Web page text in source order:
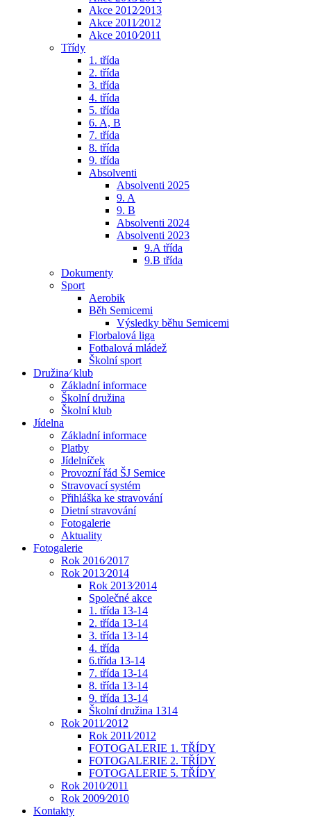
Akce 2012⁄2013
Akce 2011⁄2012
Akce 2010⁄2011
Třídy
1. třída
2. třída
3. třída
4. třída
5. třída
6. A, B
7. třída
8. třída
9. třída
Absolventi
Absolventi 2025
9. A
9. B
Absolventi 2024
Absolventi 2023
9.A třída
9.B třída
Dokumenty
Sport
Aerobik
Běh Semicemi
Výsledky běhu Semicemi
Florbalová liga
Fotbalová mládež
Školní sport
Družina⁄ klub
Základní informace
Školní družina
Školní klub
Jídelna
Základní informace
Platby
Jídelníček
Provozní řád ŠJ Semice
Stravovací systém
Přihláška ke stravování
Dietní stravování
Fotogalerie
Aktuality
Fotogalerie
Rok 2016⁄2017
Rok 2013⁄2014
Rok 2013⁄2014
Společné akce
1. třída 13-14
2. třída 13-14
3. třída 13-14
4. třída
6.třída 13-14
7. třída 13-14
8. třída 13-14
9. třída 13-14
Školní družina 1314
Rok 2011⁄2012
Rok 2011⁄2012
FOTOGALERIE 1. TŘÍDY
FOTOGALERIE 2. TŘÍDY
FOTOGALERIE 5. TŘÍDY
Rok 2010⁄2011
Rok 2009⁄2010
Kontakty